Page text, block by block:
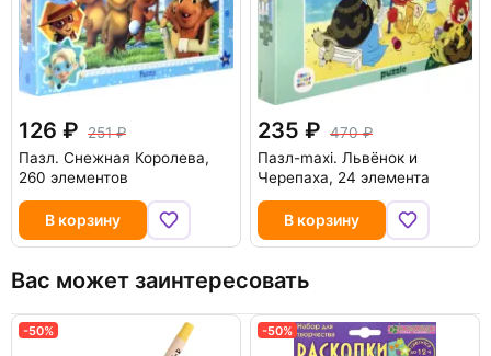
126
251
Пазл. Снежная Королева,
260 элементов
В корзину
235
470
Пазл-maxi. Львёнок и
Черепаха, 24 элемента
В корзину
Вас может заинтересовать
-50% -50%